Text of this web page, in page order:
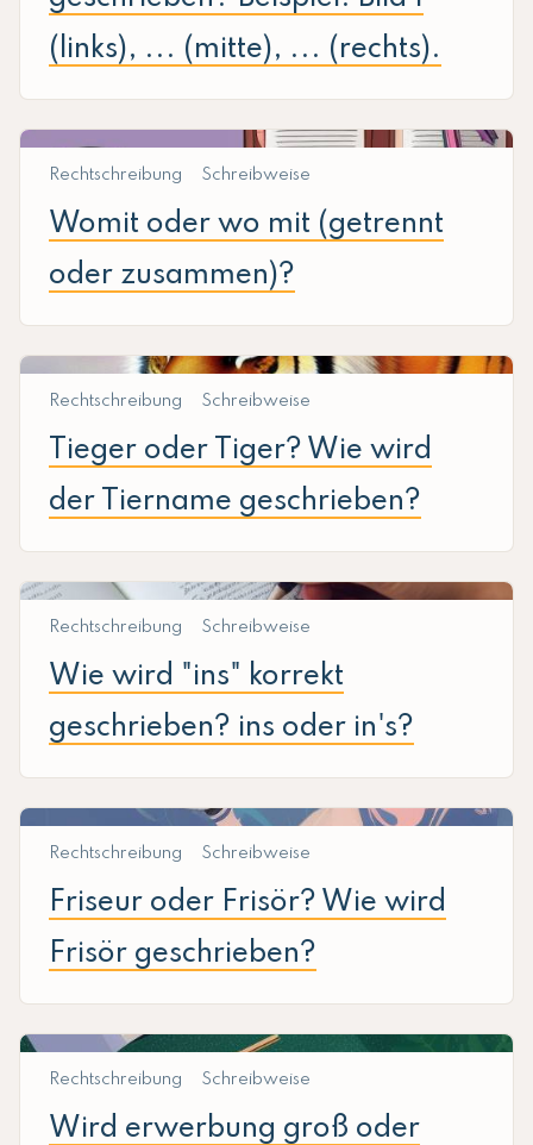
(links), ... (mitte), ... (rechts).
Rechtschreibung Schreibweise
Womit oder wo mit (getrennt
oder zusammen)?
Rechtschreibung Schreibweise
Tieger oder Tiger? Wie wird
der Tiername geschrieben?
Rechtschreibung Schreibweise
Wie wird "ins" korrekt
geschrieben? ins oder in's?
Rechtschreibung Schreibweise
Friseur oder Frisör? Wie wird
Frisör geschrieben?
Rechtschreibung Schreibweise
Wird erwerbung groß oder